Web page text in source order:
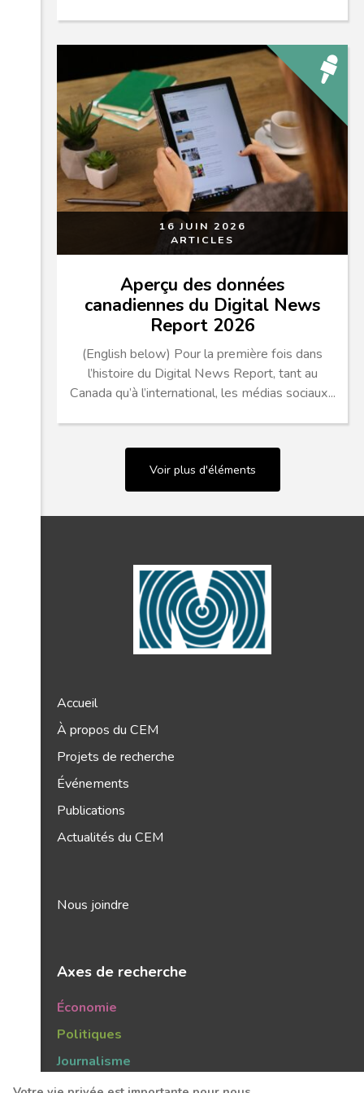
16 JUIN 2026
ARTICLES
Aperçu des données
canadiennes du Digital News
Report 2026
(English below) Pour la première fois dans
l’histoire du Digital News Report, tant au
Canada qu’à l’international, les médias sociaux...
Voir plus d'éléments
Accueil
À propos du CEM
Projets de recherche
Événements
Publications
Actualités du CEM
Nous joindre
Axes de recherche
Économie
Politiques
Journalisme
Publics